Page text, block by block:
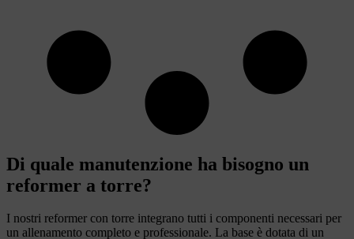
Di quale manutenzione ha bisogno un
reformer a torre?
I nostri reformer con torre integrano tutti i componenti necessari per
un allenamento completo e professionale. La base è dotata di un